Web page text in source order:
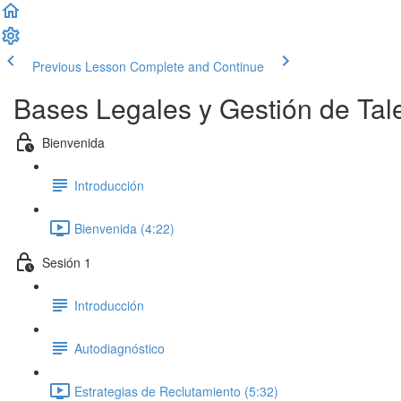
Previous Lesson Complete and Continue
Bases Legales y Gestión de
Bienvenida
Introducción
Bienvenida (4:22)
Sesión 1
Introducción
Autodiagnóstico
Estrategias de Reclutamiento (5:32)